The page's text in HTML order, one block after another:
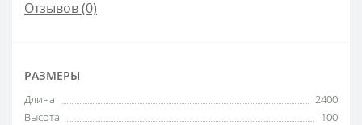
Отзывов (0)
РАЗМЕРЫ
Длина
2400
Высота
100